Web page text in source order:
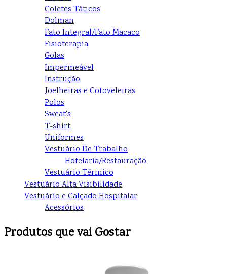
Coletes Táticos
Dolman
Fato Integral/Fato Macaco
Fisioterapia
Golas
Impermeável
Instrução
Joelheiras e Cotoveleiras
Polos
Sweat's
T-shirt
Uniformes
Vestuário De Trabalho
Hotelaria/Restauração
Vestuário Térmico
Vestuário Alta Visibilidade
Vestuário e Calçado Hospitalar
Acessórios
Produtos que vai Gostar